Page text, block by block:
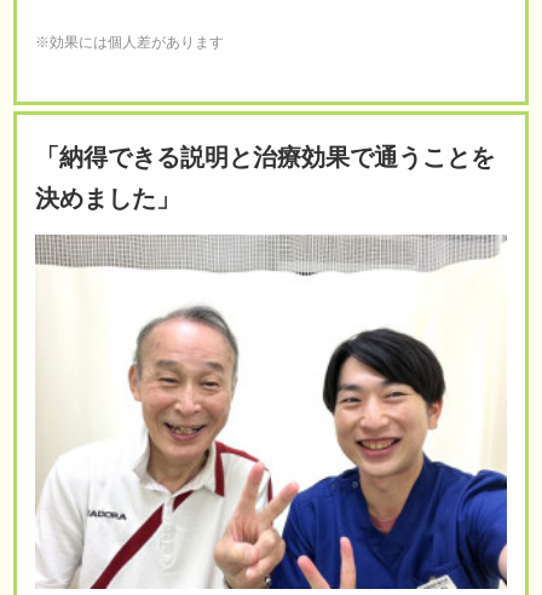
※効果には個人差があります
「納得できる説明と治療効果で通うことを
決めました」